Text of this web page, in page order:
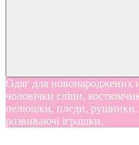
Одяг для новонароджених
чоловічки сліпи,
пелюшки, пледи, рушники,
розвиваючі іграшки.